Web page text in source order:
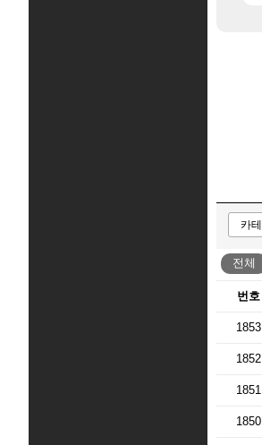
전체
번호
1853
1852
1851
1850